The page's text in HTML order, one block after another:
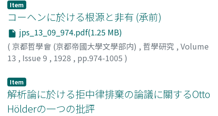
Item
コーヘンに於ける根源と非有 (承前)
jps_13_09_974.pdf(1.25 MB)
( 京都哲學會 (京都帝國大學文學部内) , 哲學研究 , Volume
13 , Issue 9 , 1928 , pp.974-1005 )
Item
解析論に於ける拒中律排棄の論議に關するOtto
Hölderの一つの批評